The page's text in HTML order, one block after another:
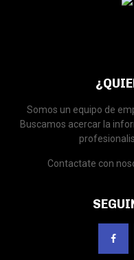
Somos un equipo de
Buscamos acercar la
Contactate con